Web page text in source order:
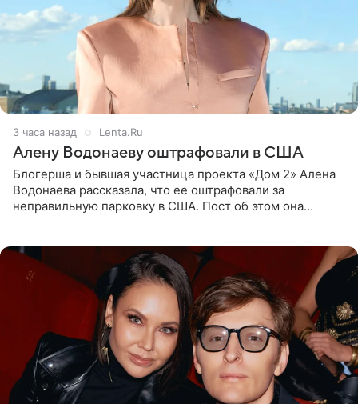
3 часа назад Lenta.Ru
Алену Водонаеву оштрафовали в США
Блогерша и бывшая участница проекта «Дом 2» Алена
Водонаева рассказала, что ее оштрафовали за
неправильную парковку в США. Пост об этом она